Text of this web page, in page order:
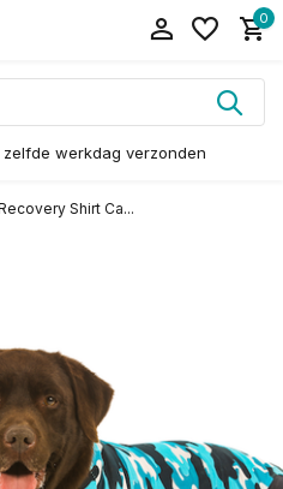
0
zelfde werkdag verzonden
Shirt Ca...